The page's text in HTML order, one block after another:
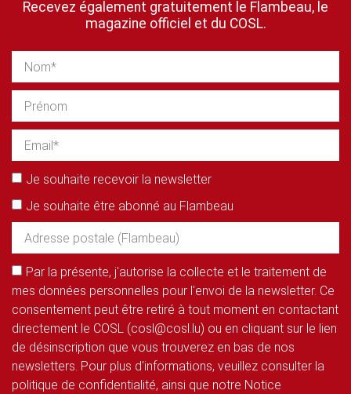
Recevez également gratuitement le Flambeau, le
magazine officiel et du COSL.
Je souhaite recevoir la newsletter
Je souhaite être abonné au Flambeau
Par la présente, j'autorise la collecte et le traitement de
mes données personnelles pour l'envoi de la newsletter. Ce
consentement peut être retiré à tout moment en contactant
directement le COSL (cosl@cosl.lu) ou en cliquant sur le lien
de désinscription que vous trouverez en bas de nos
newsletters. Pour plus d'informations, veuillez consulter la
politique de confidentialité, ainsi que notre Notice